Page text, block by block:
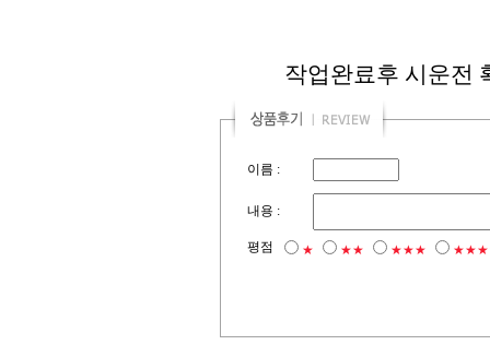
작업완료후 시운전
이름 :
내용 :
평점 ★ ★★ ★★★